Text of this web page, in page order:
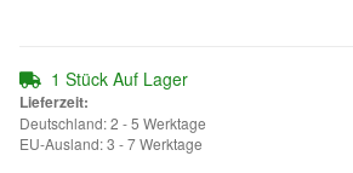
1 Stück Auf Lager
Lieferzeit:
Deutschland: 2 - 5 Werktage
EU-Ausland: 3 - 7 Werktage